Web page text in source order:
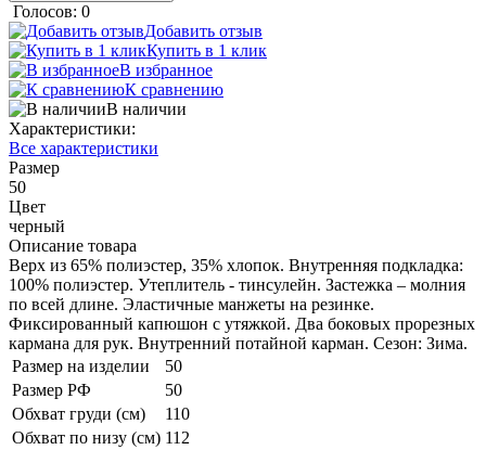
Голосов: 0
Добавить отзыв
Купить в 1 клик
В избранное
К сравнению
В наличии
Характеристики:
Все характеристики
Размер
50
Цвет
черный
Описание товара
Верх из 65% полиэстер, 35% хлопок. Внутренняя подкладка:
100% полиэстер. Утеплитель - тинсулейн. Застежка – молния
по всей длине. Эластичные манжеты на резинке.
Фиксированный капюшон с утяжкой. Два боковых прорезных
кармана для рук. Внутренний потайной карман. Сезон: Зима.
Размер на изделии
50
Размер РФ
50
Обхват груди (см)
110
Обхват по низу (см) 112